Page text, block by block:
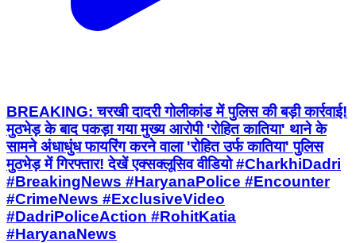
BREAKING: चरखी दादरी गोलीकांड में पुलिस की बड़ी कार्रवाई!
मुठभेड़ के बाद पकड़ा गया मुख्य आरोपी 'रोहित कातिया' थाने के
सामने अंधाधुंध फायरिंग करने वाला 'रोहित उर्फ कातिया' पुलिस
मुठभेड़ में गिरफ्तार! देखें एक्सक्लूसिव वीडियो #CharkhiDadri
#BreakingNews #HaryanaPolice #Encounter
#CrimeNews #ExclusiveVideo
#DadriPoliceAction #RohitKatia
#HaryanaNews